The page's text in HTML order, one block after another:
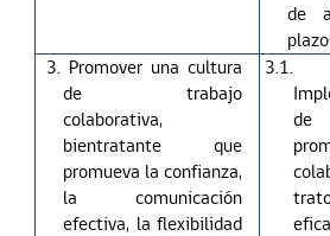
de
3. Promover una cultura
de trabajo
colaborativa,
bientratante que
promueva la confianza,
la comunicación
efectiva, la flexibilidad
3.1.
de